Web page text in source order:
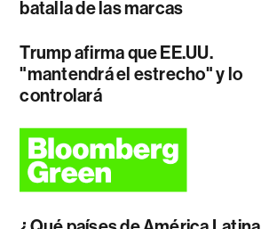
batalla de las marcas
Trump afirma que EE.UU.
"mantendrá el estrecho" y lo
controlará